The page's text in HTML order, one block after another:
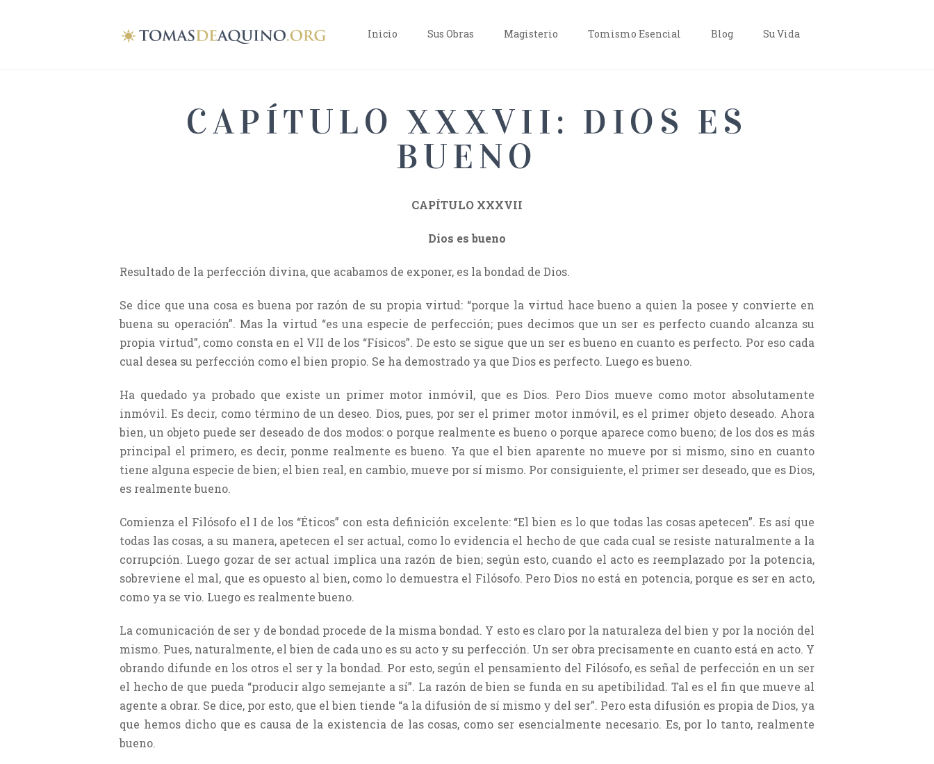
Inicio Sus Obras Magisterio Tomismo Esencial Blog Su Vida
CAPÍTULO XXXVII: DIOS ES
BUENO
CAPÍTULO XXXVII
Dios es bueno
Resultado de la perfección divina, que acabamos de exponer, es la bondad de Dios.
Se dice que una cosa es buena por razón de su propia virtud: “porque la virtud hace bueno a quien la posee y convierte en
buena su operación”. Mas la virtud “es una especie de perfección; pues decimos que un ser es perfecto cuando alcanza su
propia virtud”, como consta en el VII de los “Físicos”. De esto se sigue que un ser es bueno en cuanto es perfecto. Por eso cada
cual desea su perfección como el bien propio. Se ha demostrado ya que Dios es perfecto. Luego es bueno.
Ha quedado ya probado que existe un primer motor inmóvil, que es Dios. Pero Dios mueve como motor absolutamente
inmóvil. Es decir, como término de un deseo. Dios, pues, por ser el primer motor inmóvil, es el primer objeto deseado. Ahora
bien, un objeto puede ser deseado de dos modos: o porque realmente es bueno o porque aparece como bueno; de los dos es más
principal el primero, es decir, ponme realmente es bueno. Ya que el bien aparente no mueve por si mismo, sino en cuanto
tiene alguna especie de bien; el bien real, en cambio, mueve por sí mismo. Por consiguiente, el primer ser deseado, que es Dios,
es realmente bueno.
Comienza el Filósofo el I de los “Éticos” con esta definición excelente: “El bien es lo que todas las cosas apetecen”. Es así que
todas las cosas, a su manera, apetecen el ser actual, como lo evidencia el hecho de que cada cual se resiste naturalmente a la
corrupción. Luego gozar de ser actual implica una razón de bien; según esto, cuando el acto es reemplazado por la potencia,
sobreviene el mal, que es opuesto al bien, como lo demuestra el Filósofo. Pero Dios no está en potencia, porque es ser en acto,
como ya se vio. Luego es realmente bueno.
La comunicación de ser y de bondad procede de la misma bondad. Y esto es claro por la naturaleza del bien y por la noción del
mismo. Pues, naturalmente, el bien de cada uno es su acto y su perfección. Un ser obra precisamente en cuanto está en acto. Y
obrando difunde en los otros el ser y la bondad. Por esto, según el pensamiento del Filósofo, es señal de perfección en un ser
el hecho de que pueda “producir algo semejante a sí”. La razón de bien se funda en su apetibilidad. Tal es el fin que mueve al
agente a obrar. Se dice, por esto, que el bien tiende “a la difusión de sí mismo y del ser”. Pero esta difusión es propia de Dios, ya
que hemos dicho que es causa de la existencia de las cosas, como ser esencialmente necesario. Es, por lo tanto, realmente
bueno.